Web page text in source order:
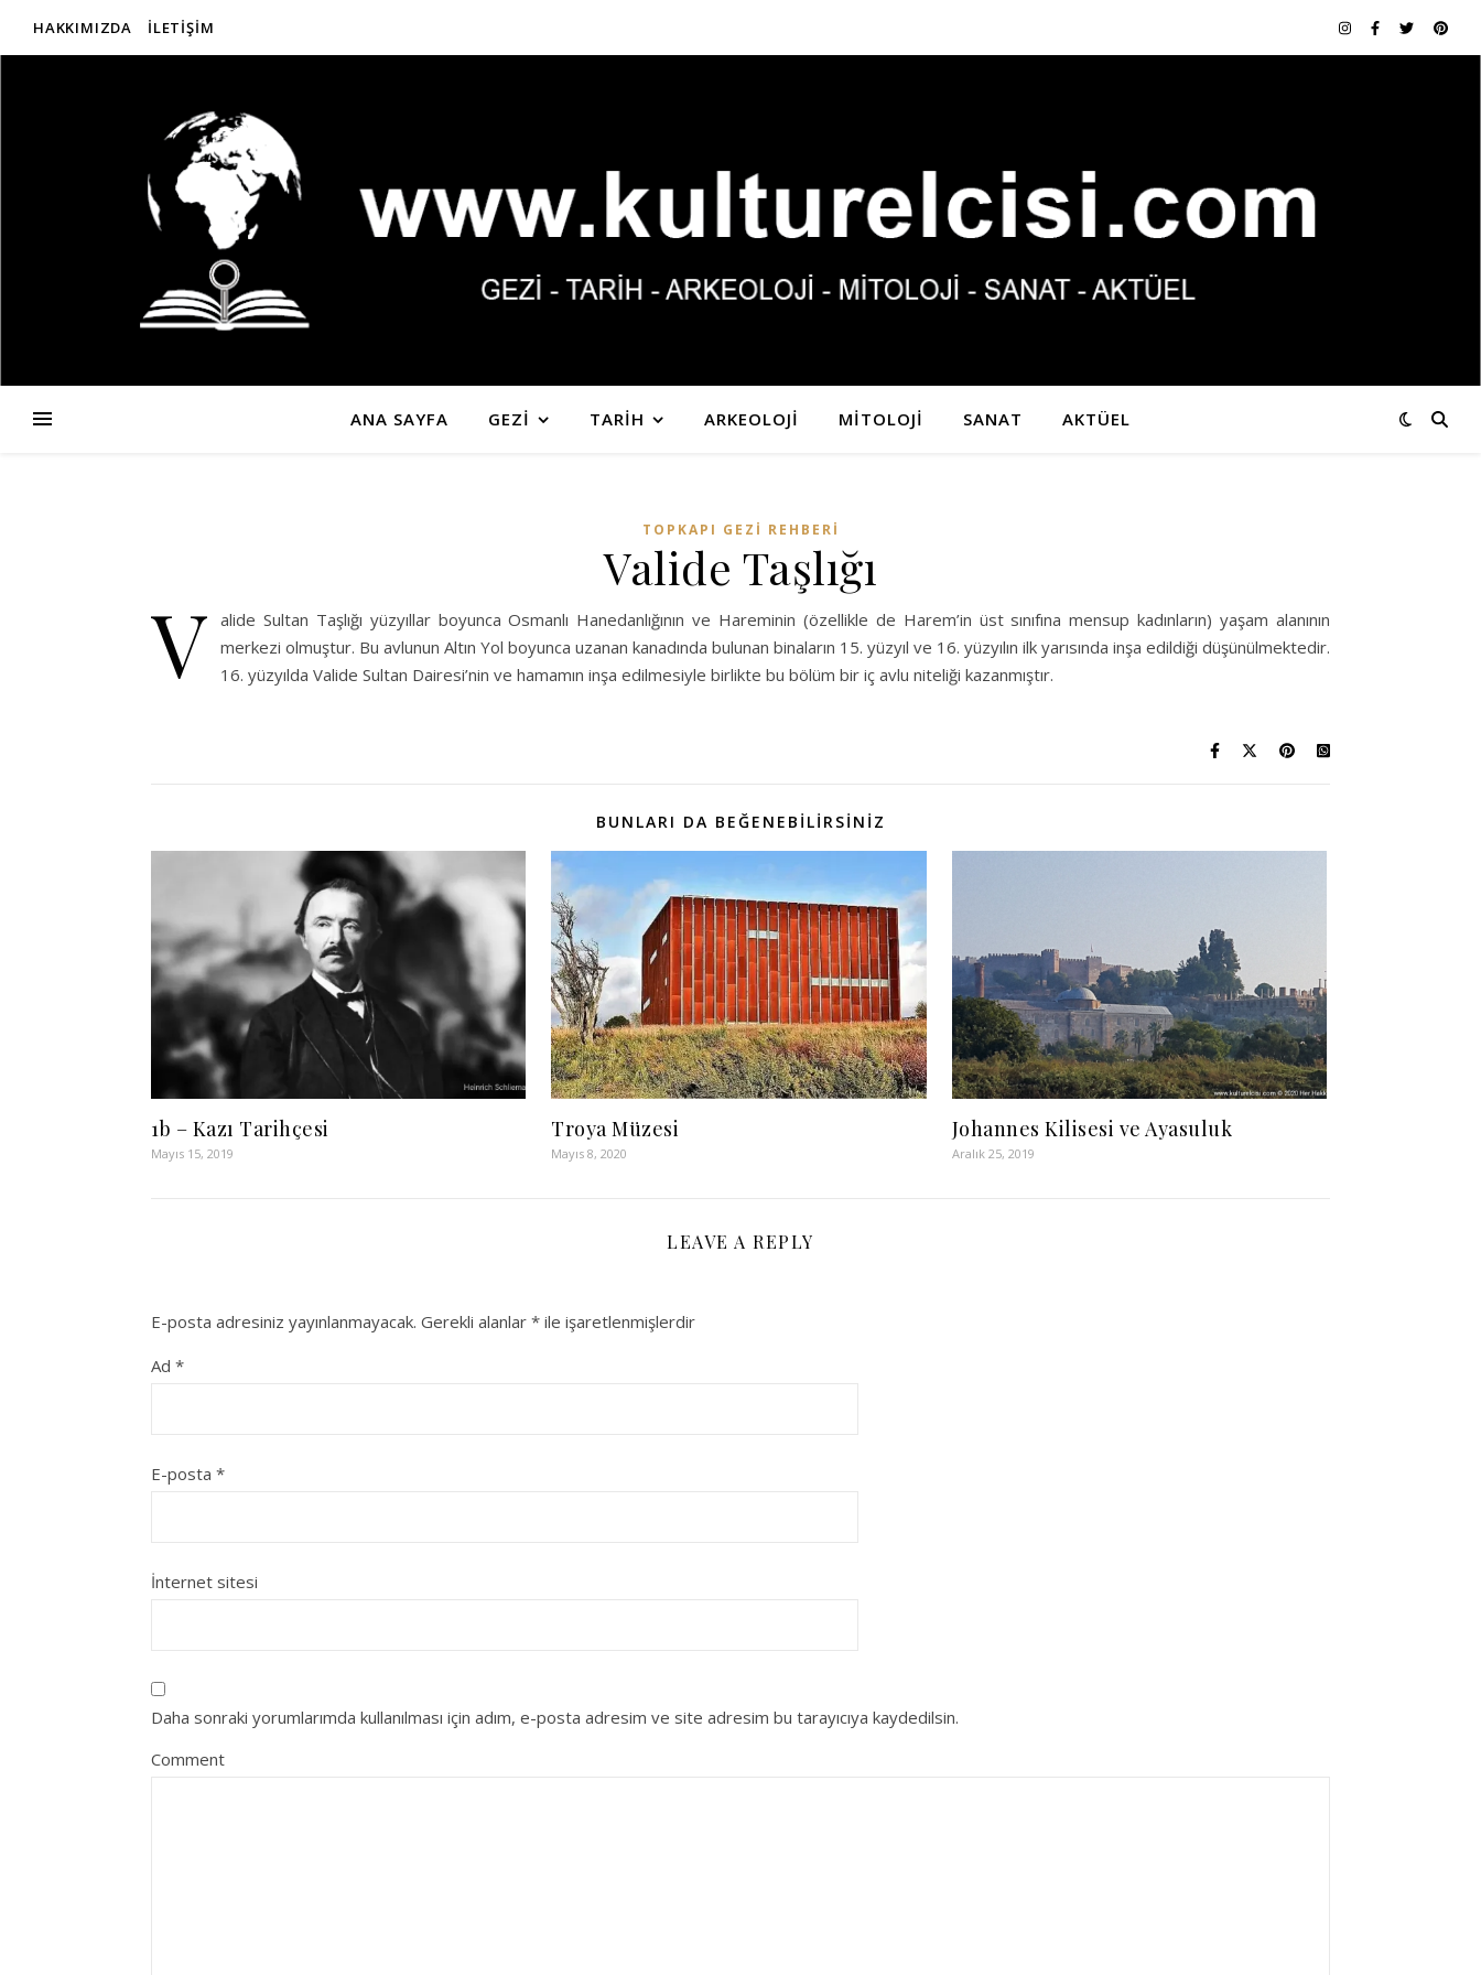
HAKKIMIZDA İLETIŞIM
ANA SAYFA GEZİ TARİH ARKEOLOJİ MİTOLOJİ SANAT AKTÜEL
TOPKAPI GEZI REHBERI
Valide Taşlığı
V alide Sultan Taşlığı yüzyıllar boyunca Osmanlı Hanedanlığının ve Hareminin (özellikle de Harem’in üst sınıfına mensup kadınların) yaşam alanının
merkezi olmuştur. Bu avlunun Altın Yol boyunca uzanan kanadında bulunan binaların 15. yüzyıl ve 16. yüzyılın ilk yarısında inşa edildiği düşünülmektedir.
16. yüzyılda Valide Sultan Dairesi’nin ve hamamın inşa edilmesiyle birlikte bu bölüm bir iç avlu niteliği kazanmıştır.
BUNLARI DA BEĞENEBİLİRSİNİZ
1b – Kazı Tarihçesi
Mayıs 15, 2019
Troya Müzesi
Mayıs 8, 2020
Johannes Kilisesi ve Ayasuluk
Aralık 25, 2019
LEAVE A REPLY
E-posta adresiniz yayınlanmayacak. Gerekli alanlar * ile işaretlenmişlerdir
Ad *
E-posta *
İnternet sitesi
Daha sonraki yorumlarımda kullanılması için adım, e-posta adresim ve site adresim bu tarayıcıya kaydedilsin.
Comment